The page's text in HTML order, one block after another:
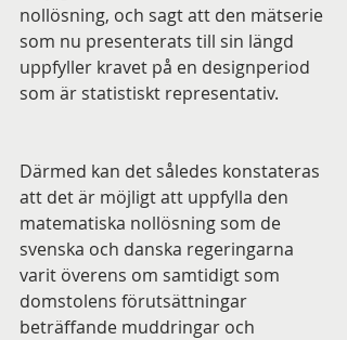
nollösning, och sagt att den mätserie
som nu presenterats till sin längd
uppfyller kravet på en designperiod
som är statistiskt representativ.
Därmed kan det således konstateras
att det är möjligt att uppfylla den
matematiska nollösning som de
svenska och danska regeringarna
varit överens om samtidigt som
domstolens förutsättningar
beträffande muddringar och